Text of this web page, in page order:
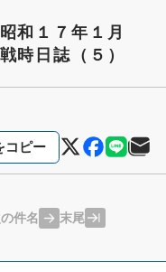
和１７年１月
時日誌（５）
コピー
件名 末尾